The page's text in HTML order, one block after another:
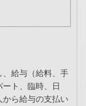
、給与（給料、手
ト、臨時、日
から給与の支払い